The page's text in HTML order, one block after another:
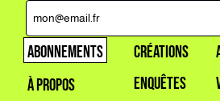
ABONNEMENTS
À PROPOS
CRÉATIONS
ENQUÊTES